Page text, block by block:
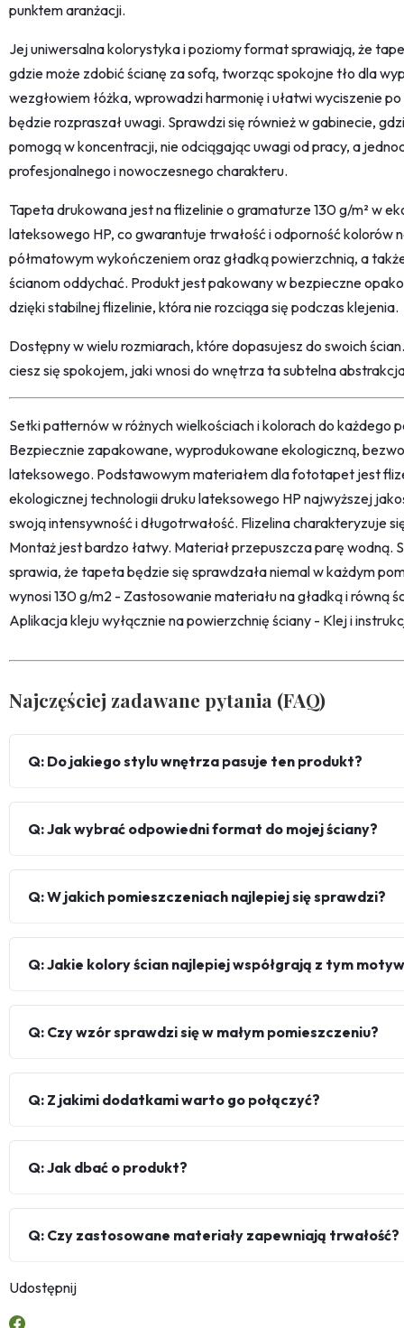
punktem aranżacji.
Jej uniwersalna kolorystyka i poziomy format sprawiają, że
gdzie może zdobić ścianę za sofą, tworząc spokojne tło dla
wezgłowiem łóżka, wprowadzi harmonię i ułatwi wyciszenie
będzie rozpraszał uwagi. Sprawdzi się również w gabinecie,
pomogą w koncentracji, nie odciągając uwagi od pracy, a
profesjonalnego i nowoczesnego charakteru.
Tapeta drukowana jest na flizelinie o gramaturze 130 g/m² w
lateksowego HP, co gwarantuje trwałość i odporność kolorów
półmatowym wykończeniem oraz gładką powierzchnią, a
ścianom oddychać. Produkt jest pakowany w bezpieczne
dzięki stabilnej flizelinie, która nie rozciąga się podczas klejenia.
Dostępny w wielu rozmiarach, które dopasujesz do swoich
ciesz się spokojem, jaki wnosi do wnętrza ta subtelna
Setki patternów w różnych wielkościach i kolorach do każdego
Bezpiecznie zapakowane, wyprodukowane ekologiczną,
lateksowego. Podstawowym materiałem dla fototapet jest
ekologicznej technologii druku lateksowego HP najwyższej
swoją intensywność i długotrwałość. Flizelina charakteryzuje
Montaż jest bardzo łatwy. Materiał przepuszcza parę wodną.
sprawia, że tapeta będzie się sprawdzała niemal w każdym
wynosi 130 g/m2 - Zastosowanie materiału na gładką i równą
Aplikacja kleju wyłącznie na powierzchnię ściany - Klej i
Najczęściej zadawane pytania (FAQ)
Q: Do jakiego stylu wnętrza pasuje ten produkt?
Q: Jak wybrać odpowiedni format do mojej ściany?
Q: W jakich pomieszczeniach najlepiej się sprawdzi?
Q: Jakie kolory ścian najlepiej współgrają z tym
Q: Czy wzór sprawdzi się w małym pomieszczeniu?
Q: Z jakimi dodatkami warto go połączyć?
Q: Jak dbać o produkt?
Q: Czy zastosowane materiały zapewniają trwałość?
Udostępnij